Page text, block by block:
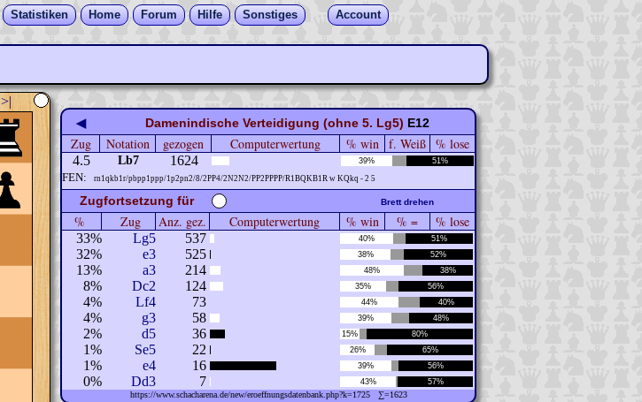
Statistiken Home Forum Hilfe Sonstiges Account
>|
◀ Damenindische Verteidigung (ohne 5. Lg5) E12
Zug Notation gezogen Computerwertung % win f. Weiß % lose
4.5 Lb7 1624 39% 51%
FEN: rn1qkb1r/pbpp1ppp/1p2pn2/8/2PP4/2N2N2/PP2PPPP/R1BQKB1R w KQkq - 2 5
Zugfortsetzung für Brett drehen
% Zug Anz. gez. Computerwertung % win % = % lose
33% Lg5 537 40% 51%
32% e3 525 38% 52%
13% a3 214 48% 38%
8% Dc2 124 35% 56%
4% Lf4 73 44% 40%
4% g3 58 39% 48%
2% d5 36 15% 80%
1% Se5 22 26% 65%
1% e4 16 39% 56%
0% Dd3 7 43% 57%
https://www.schacharena.de/new/eroeffnungsdatenbank.php?k=1725 ∑=1623